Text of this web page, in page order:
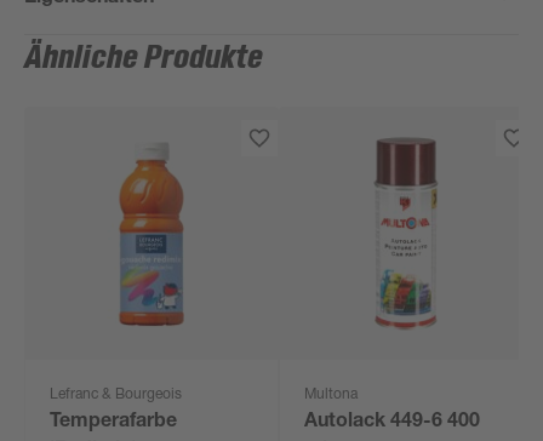
Ähnliche Produkte
Lefranc & Bourgeois
Temperafarbe
Multona
Autolack 449-6 400